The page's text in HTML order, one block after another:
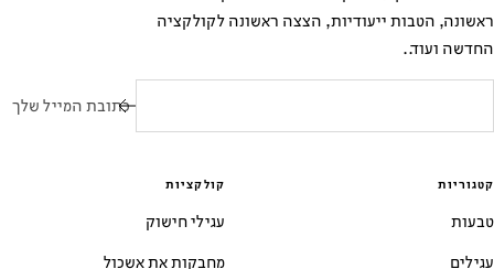
ראשונה, הטבות ייעודיות, הצצה ראשונה לקולקציה
החדשה ועוד..
כתובת המייל שלך
קטגוריות
טבעות
עגילים
קולקציות
עגילי חישוק
מחבקות את אשכול